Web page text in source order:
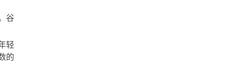
谷
轻
的